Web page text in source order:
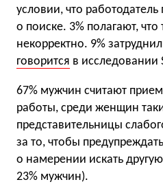
условии, что
о поиске. 3% полагают,
некорректно. 9%
говорится в исследовании
67% мужчин считают
работы, среди женщин
представительницы
за то, чтобы
о намерении искать
23% мужчин).